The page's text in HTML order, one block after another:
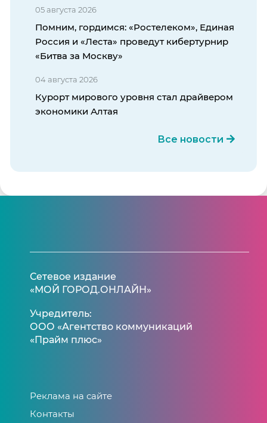
05 августа 2026
Помним, гордимся: «Ростелеком», Единая
Россия и «Леста» проведут кибертурнир
«Битва за Москву»
04 августа 2026
Курорт мирового уровня стал драйвером
экономики Алтая
Все новости
Сетевое издание
«МОЙ ГОРОД.ОНЛАЙН»
Учредитель:
ООО «Агентство коммуникаций
«Прайм плюс»
Реклама на сайте
Контакты